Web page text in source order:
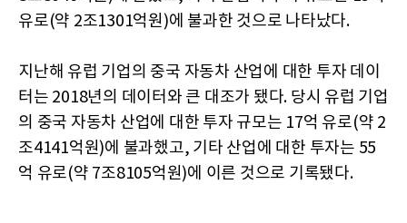
유로(약 2조1301억원)에 불과한 것으로 나타났다.
지난해 유럽 기업의 중국 자동차 산업에 대한 투자 데이
터는 2018년의 데이터와 큰 대조가 됐다. 당시 유럽 기업
의 중국 자동차 산업에 대한 투자 규모는 17억 유로(약 2
조4141억원)에 불과했고, 기타 산업에 대한 투자는 55
억 유로(약 7조8105억원)에 이른 것으로 기록됐다.